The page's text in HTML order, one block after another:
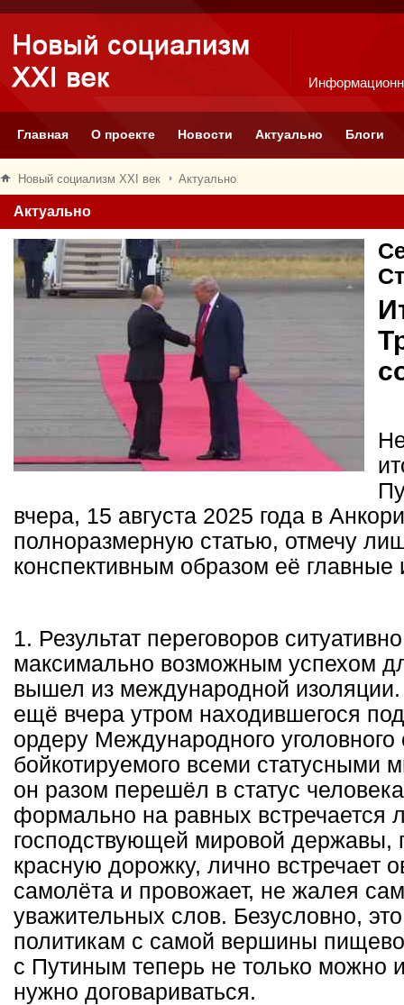
Главная О проекте Новости Актуально Блоги
Новый социализм XXI век Актуально
Актуально
вчера, 15 августа 2025 года в
полноразмерную статью, отмечу
конспективным образом её главные
1. Результат переговоров
максимально возможным успехом
вышел из международной изоляции.
ещё вчера утром находившегося
ордеру Международного
бойкотируемого всеми статусными
он разом перешёл в статус
формально на равных встречается
господствующей мировой державы,
красную дорожку, лично встречает
самолёта и провожает, не жалея
уважительных слов. Безусловно,
политикам с самой вершины
с Путиным теперь не только можно
нужно договариваться.